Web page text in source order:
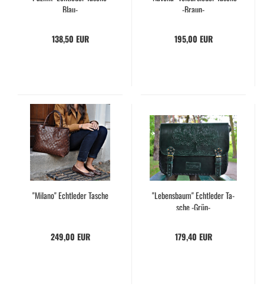
Blau-
138,50 EUR
-​Braun-​
195,00 EUR
"Mila­no" Echt­le­der Ta­sche
249,00 EUR
"Le­bens­baum" Echt­le­der Ta­
sche -​Grün-
179,40 EUR